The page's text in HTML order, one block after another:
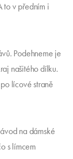
to v předním i
Podehneme je
našitého dílku.
lícové straně